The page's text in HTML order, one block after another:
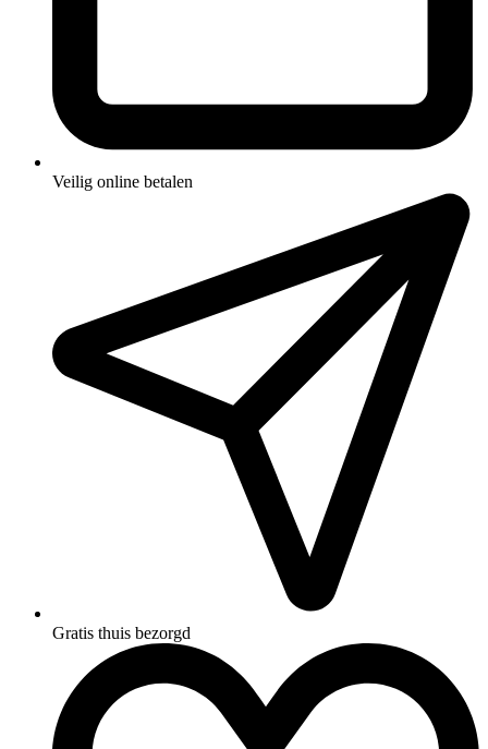
Veilig online betalen
Gratis thuis bezorgd